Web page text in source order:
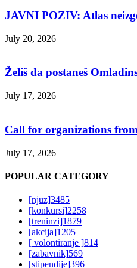
JAVNI POZIV: Atlas
July 20, 2026
Želiš da postaneš
July 17, 2026
Call for organizations
July 17, 2026
POPULAR CATEGORY
[njuz]3485
[konkursi]2258
[treninzi]1879
[akcija]1205
[ volontiranje ]814
[zabavnik]569
[stipendije]396